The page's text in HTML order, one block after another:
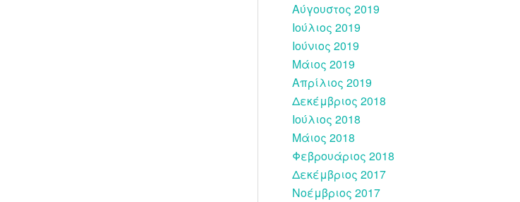
Αύγουστος 2019
Ιούλιος 2019
Ιούνιος 2019
Μάιος 2019
Απρίλιος 2019
Δεκέμβριος 2018
Ιούλιος 2018
Μάιος 2018
Φεβρουάριος 2018
Δεκέμβριος 2017
Νοέμβριος 2017